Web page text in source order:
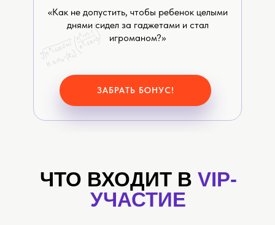
«Как не допустить, чтобы ребенок целыми
днями сидел за гаджетами и стал
игроманом?»
ЗАБРАТЬ БОНУС!
ЧТО ВХОДИТ В VIP-
УЧАСТИЕ